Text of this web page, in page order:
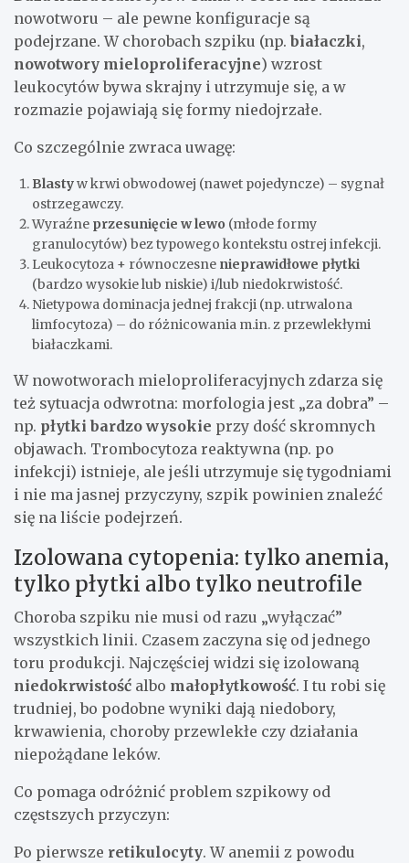
nowotworu – ale pewne konfiguracje są
podejrzane. W chorobach szpiku (np. białaczki,
nowotwory mieloproliferacyjne) wzrost
leukocytów bywa skrajny i utrzymuje się, a w
rozmazie pojawiają się formy niedojrzałe.
Co szczególnie zwraca uwagę:
Blastyw krwi obwodowej (nawet pojedyncze) – sygnał
ostrzegawczy.
Wyraźne przesunięcie w lewo (młode formy
granulocytów) bez typowego kontekstu ostrej infekcji.
Leukocytoza + równoczesne nieprawidłowe płytki
(bardzo wysokie lub niskie) i/lub niedokrwistość.
Nietypowa dominacja jednej frakcji (np. utrwalona
limfocytoza) – do różnicowania m.in. z przewlekłymi
białaczkami.
W nowotworach mieloproliferacyjnych zdarza się
też sytuacja odwrotna: morfologia jest „za dobra” –
np. płytki bardzo wysokie przy dość skromnych
objawach. Trombocytoza reaktywna (np. po
infekcji) istnieje, ale jeśli utrzymuje się tygodniami
i nie ma jasnej przyczyny, szpik powinien znaleźć
się na liście podejrzeń.
Izolowana cytopenia: tylko anemia,
tylko płytki albo tylko neutrofile
Choroba szpiku nie musi od razu „wyłączać”
wszystkich linii. Czasem zaczyna się od jednego
toru produkcji. Najczęściej widzi się izolowaną
niedokrwistość albo małopłytkowość. I tu robi się
trudniej, bo podobne wyniki dają niedobory,
krwawienia, choroby przewlekłe czy działania
niepożądane leków.
Co pomaga odróżnić problem szpikowy od
częstszych przyczyn:
Po pierwsze retikulocyty. W anemii z powodu